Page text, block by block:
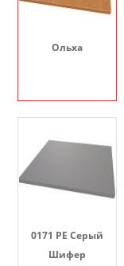
Ольха
0171 PE Серый
Шифер